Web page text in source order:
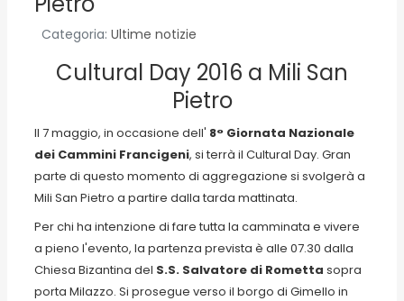
Categoria: Ultime notizie
Cultural Day 2016 a Mili San
Pietro
Il 7 maggio, in occasione dell' 8° Giornata Nazionale
dei Cammini Francigeni, si terrà il Cultural Day. Gran
parte di questo momento di aggregazione si svolgerà a
Mili San Pietro a partire dalla tarda mattinata.
Per chi ha intenzione di fare tutta la camminata e vivere
a pieno l'evento, la partenza prevista è alle 07.30 dalla
Chiesa Bizantina del S.S. Salvatore di Rometta sopra
porta Milazzo. Si prosegue verso il borgo di Gimello in